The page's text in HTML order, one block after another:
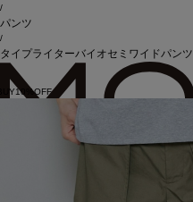
/
パンツ
/
タイプライターバイオセミワイドパンツ